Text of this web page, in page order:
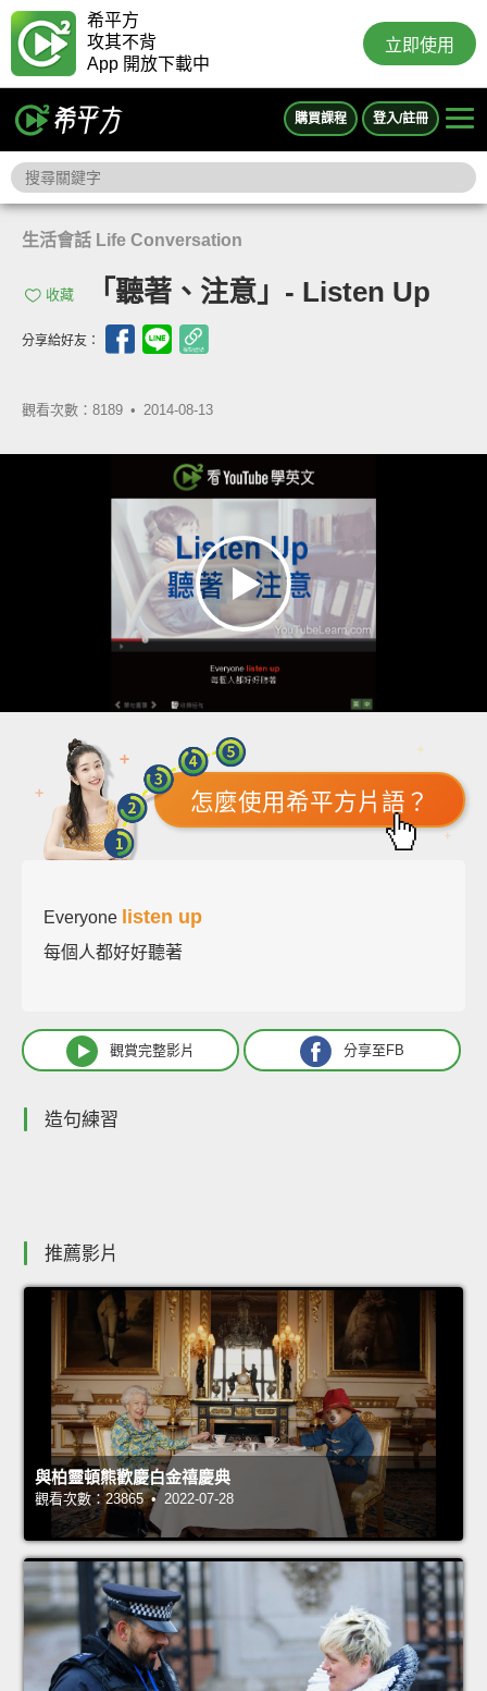
希平方
攻其不背
App 開放下載中
立即使用
購買課程 登入/註冊
生活會話 Life Conversation
收藏 「聽著、注意」- Listen Up
分享給好友：
觀看次數：8189 • 2014-08-13
怎麼使用希平方片語？
Everyone listen up
每個人都好好聽著
觀賞完整影片 分享至FB
造句練習
推薦影片
與柏靈頓熊歡慶白金禧慶典
觀看次數：23865 • 2022-07-28